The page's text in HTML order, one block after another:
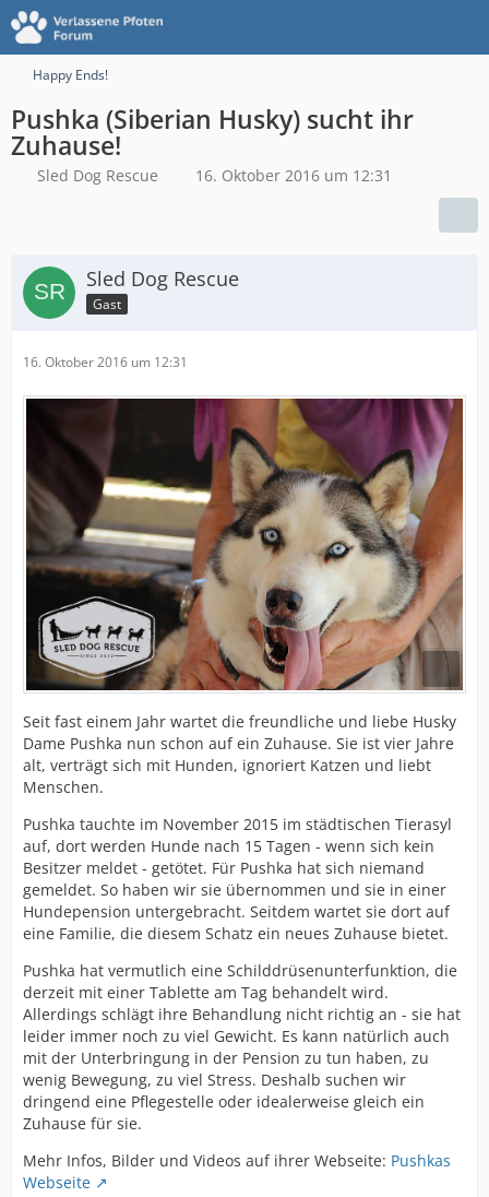
Happy Ends!
Pushka (Siberian Husky) sucht ihr
Zuhause!
Sled Dog Rescue 16. Oktober 2016 um 12:31
Sled Dog Rescue
Gast
16. Oktober 2016 um 12:31
Seit fast einem Jahr wartet die freundliche und liebe Husky
Dame Pushka nun schon auf ein Zuhause. Sie ist vier Jahre
alt, verträgt sich mit Hunden, ignoriert Katzen und liebt
Menschen.
Pushka tauchte im November 2015 im städtischen Tierasyl
auf, dort werden Hunde nach 15 Tagen - wenn sich kein
Besitzer meldet - getötet. Für Pushka hat sich niemand
gemeldet. So haben wir sie übernommen und sie in einer
Hundepension untergebracht. Seitdem wartet sie dort auf
eine Familie, die diesem Schatz ein neues Zuhause bietet.
Pushka hat vermutlich eine Schilddrüsenunterfunktion, die
derzeit mit einer Tablette am Tag behandelt wird.
Allerdings schlägt ihre Behandlung nicht richtig an - sie hat
leider immer noch zu viel Gewicht. Es kann natürlich auch
mit der Unterbringung in der Pension zu tun haben, zu
wenig Bewegung, zu viel Stress. Deshalb suchen wir
dringend eine Pflegestelle oder idealerweise gleich ein
Zuhause für sie.
Mehr Infos, Bilder und Videos auf ihrer Webseite: Pushkas
Webseite